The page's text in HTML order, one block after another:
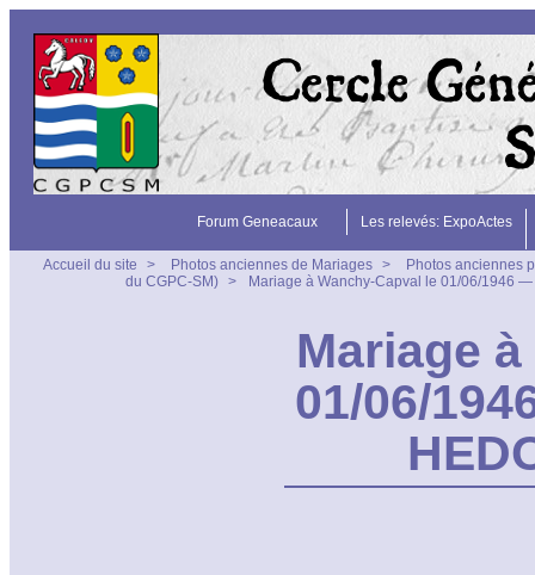
Forum Geneacaux Les relevés: ExpoActes
Accueil du site > Photos anciennes de Mariages >
Photos anciennes
du CGPC-SM)
> Mariage à Wanchy-Capval le 01/06/1946
Mariage
01/06/